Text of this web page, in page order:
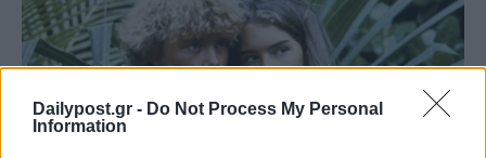
Dailypost.gr - Do Not Process My Personal
Information